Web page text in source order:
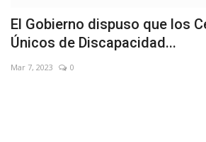
El Gobierno dispuso que los
Únicos de Discapacidad...
Mar 7, 2023 0